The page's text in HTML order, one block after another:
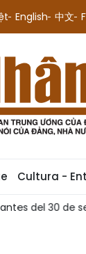
English 中文
Cultura -
30 de